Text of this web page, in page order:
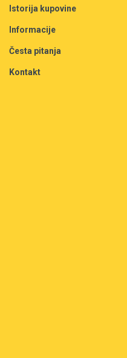
Istorija kupovine
Informacije
Česta pitanja
Kontakt